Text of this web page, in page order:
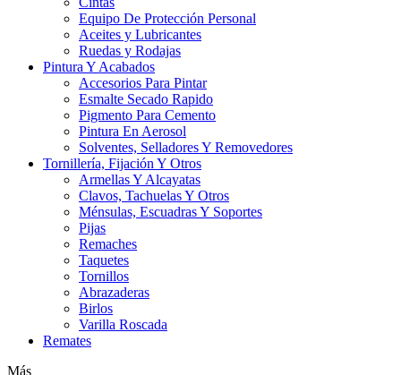
Equipo De Protección Personal
Aceites y Lubricantes
Ruedas y Rodajas
Pintura Y Acabados
Accesorios Para Pintar
Esmalte Secado Rapido
Pigmento Para Cemento
Pintura En Aerosol
Solventes, Selladores Y Removedores
Tornillería, Fijación Y Otros
Armellas Y Alcayatas
Clavos, Tachuelas Y Otros
Ménsulas, Escuadras Y Soportes
Pijas
Remaches
Taquetes
Tornillos
Abrazaderas
Birlos
Varilla Roscada
Remates
Más